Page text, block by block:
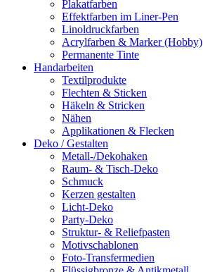
Plakatfarben
Effektfarben im Liner-Pen
Linoldruckfarben
Acrylfarben & Marker (Hobby)
Permanente Tinte
Handarbeiten
Textilprodukte
Flechten & Sticken
Häkeln & Stricken
Nähen
Applikationen & Flecken
Deko / Gestalten
Metall-/Dekohaken
Raum- & Tisch-Deko
Schmuck
Kerzen gestalten
Licht-Deko
Party-Deko
Struktur- & Reliefpasten
Motivschablonen
Foto-Transfermedien